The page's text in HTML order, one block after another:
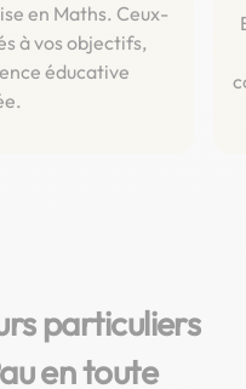
en Maths. Ceux-
à vos objectifs,
éducative
particuliers
en toute